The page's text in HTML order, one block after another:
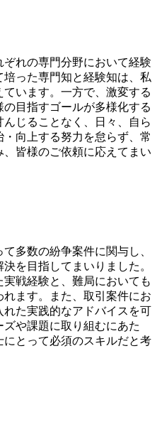
れの専門分野において経験
った専門知と経験知は、私
います。一方で、激変する
目指すゴールが多様化する
じることなく、日々、自ら
向上する努力を怠らず、常
皆様のご依頼に応えてまい
多数の紛争案件に関与し、
を目指してまいりました。
戦経験と、難局においても
ます。また、取引案件にお
た実践的なアドバイスを可
や課題に取り組むにあた
とって必須のスキルだと考